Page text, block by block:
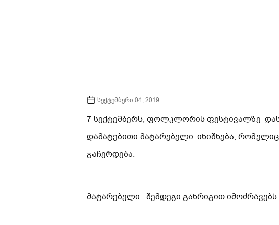
სექტემბერი 04, 2019
7 სექტემბერს, ფოლკლორის ფესტივალზე
დამატებითი მატარებელი ინიშნება,
გაჩერდება.
მატარებელი შემდეგი განრიგით იმოძრავებს: